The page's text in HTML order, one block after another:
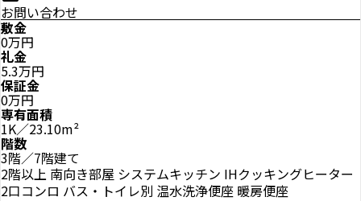
お問い合わせ
敷金
0万円
礼金
5.3万円
保証金
0万円
専有面積
1K／23.10m²
階数
3階／7階建て
2階以上 南向き部屋 システムキッチン IHクッキングヒーター
2口コンロ バス・トイレ別 温水洗浄便座 暖房便座